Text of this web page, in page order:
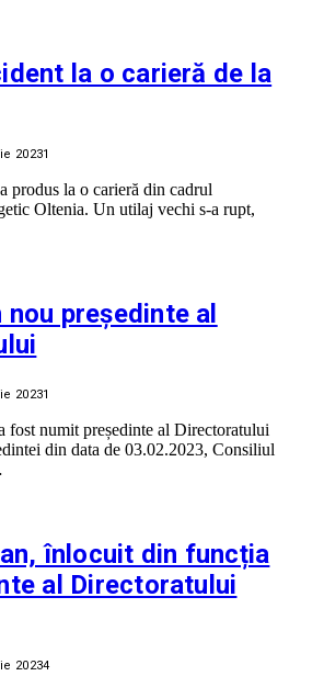
la o carieră de la
20231
produs la o carieră din cadrul
Oltenia. Un utilaj vechi s-a rupt,
nou președinte al
20231
fost numit președinte al Directoratului
din data de 03.02.2023, Consiliul
înlocuit din funcția
al Directoratului
20234